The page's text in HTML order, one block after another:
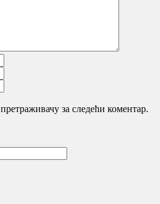
за следећи коментар.